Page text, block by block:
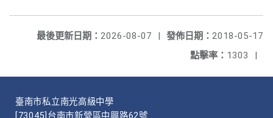
發佈日期： 2018-05-17
最後更新日期： 2026-08-07
|
點擊率： 1303 |
臺南市私立南光高級中學
[73045]台南市新營區中興路62號